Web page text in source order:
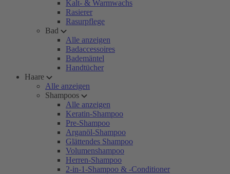
Kalt- & Warmwachs
Rasierer
Rasurpflege
Bad
Alle anzeigen
Badaccessoires
Bademäntel
Handtücher
Haare
Alle anzeigen
Shampoos
Alle anzeigen
Keratin-Shampoo
Pre-Shampoo
Arganöl-Shampoo
Glättendes Shampoo
Volumenshampoo
Herren-Shampoo
2-in-1-Shampoo & -Conditioner